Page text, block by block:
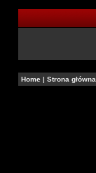
Home | Strona główna